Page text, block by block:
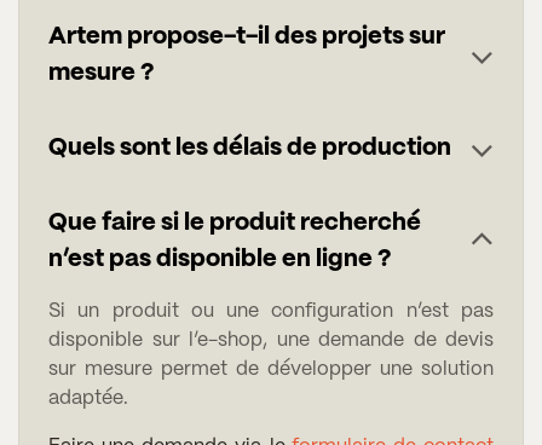
Artem propose-t-il des projets sur
mesure ?
Quels sont les délais de production
Que faire si le produit recherché
n’est pas disponible en ligne ?
Si un produit ou une configuration n’est pas
disponible sur l’e-shop, une demande de devis
sur mesure permet de développer une solution
adaptée.